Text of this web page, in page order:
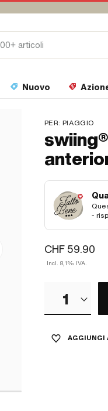
Nuovo
PER: PIAGGIO
-
CHF 59.90
Incl. 8,1% IVA.
1
AGGIUNGI